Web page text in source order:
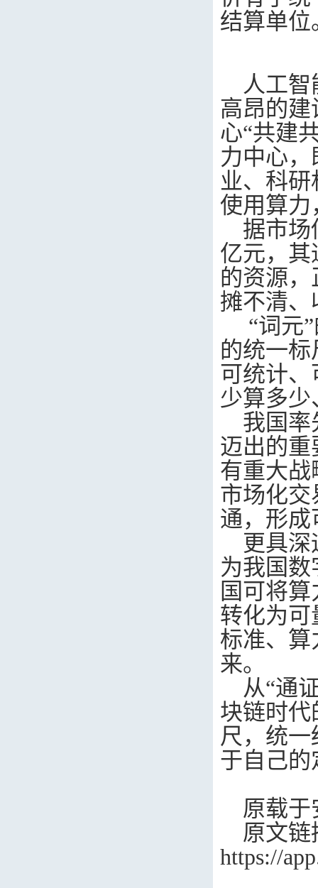
结算单位
人工
高昂的
心“共建
力中心
业、科
使用算力
据市场
亿元，其
的资源
摊不清
“词元
的统一
可统计、
少算多少
我国率
迈出的
有重大战
市场化
通，形
更具深
为我国
国可将
转化为
标准、
来。
从“通
块链时代
尺，统
于自己的
原载于
原文链
https://